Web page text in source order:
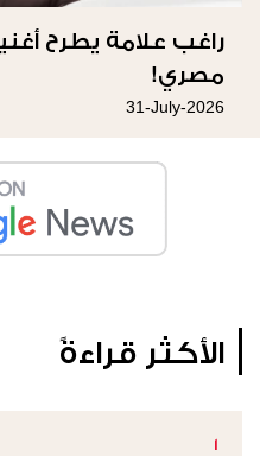
راغب علامة يطرح
مصري!
31-July-2026
الأكثر قراءةً
1